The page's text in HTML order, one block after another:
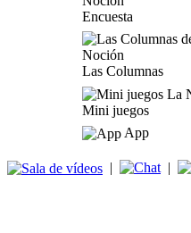
Encuesta
Las Columnas
Mini juegos
App
| |